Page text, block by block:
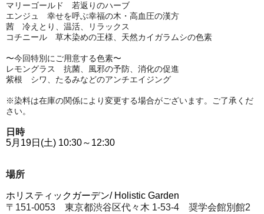
マリーゴールド 若返りのハーブ
エンジュ 幸せを呼ぶ幸福の木・高血圧の漢方
茜 冷えとり、温活、リラックス
コチニール 草木染めの王様、天然カイガラムシの色素
〜今回特別にご用意する色素〜
レモングラス 抗菌、風邪の予防、消化の促進
紫根 シワ、たるみなどのアンチエイジング
※染料は在庫の関係により変更する場合がございます。ご了承くだ
さい。
日時
5月19日(土) 10:30～12:30
場所
ホリスティックガーデン/ Holistic Garden
〒151-0053 東京都渋谷区代々木 1-53-4 奨学会館別館2